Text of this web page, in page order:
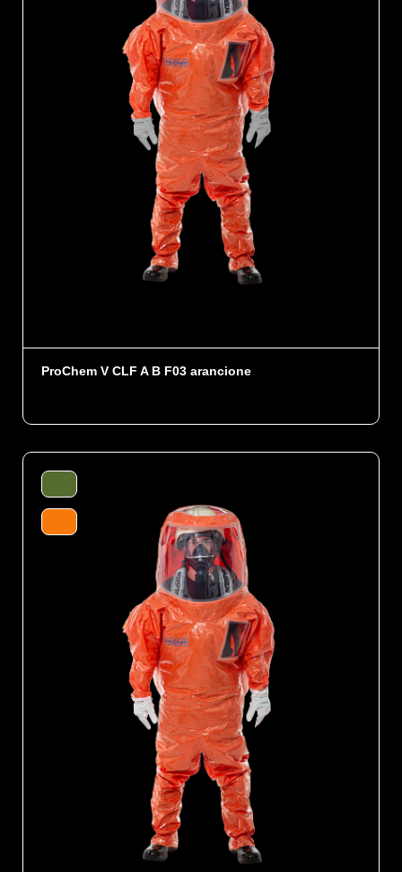
ProChem V CLF A B F03 arancione